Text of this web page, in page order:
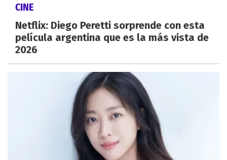
CINE
Netflix: Diego Peretti sorprende con esta
película argentina que es la más vista de
2026